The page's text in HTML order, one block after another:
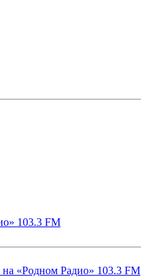
103.3 FM
«Родном Радио» 103.3 FM